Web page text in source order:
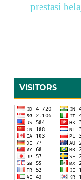
prestasi
VISITORS